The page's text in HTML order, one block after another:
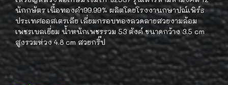
นักกษัตร เนื้อทองคำ99.99% ผลิตโดยโรงงานกษาปณ์เพิร์ธ
ประเทศออสเตรเลีย เลี่ยมกรอบทองลวดลายสวยงามล้อม
เพชรเบลเยี่ยม น้ำหนักเพชรรวม 53 ตังค์ ขนาดกว้าง 3.5 cm
สูงรวมห่วง 4.8 cm สวยกริ๊ป